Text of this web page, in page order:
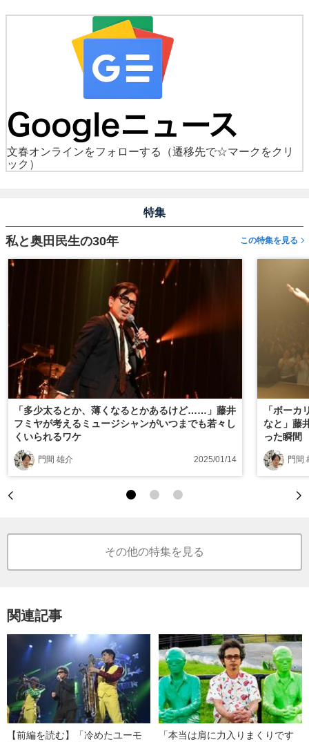
文春オンラインをフォローする
（遷移先で☆マークをクリ
ック）
特集
私と奥田民生の30年 この特集を見る
「多少太るとか、薄くなるとかあるけど……」藤井
フミヤが考えるミュージシャンがいつまでも若々し
くいられるワケ
門間 雄介 2025/01/14
「ボーカ
なと」藤
った瞬間
門間
その他の特集を見る
関連記事
【前編を読む】「冷めたユーモ
「本当は肩に力入りまくりです